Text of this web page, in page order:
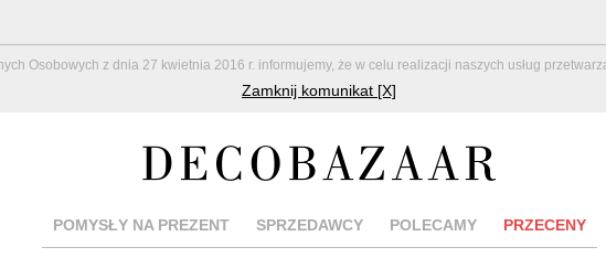
Osobowych z dnia 27 kwietnia 2016 r. informujemy, że w celu realizacji naszych usług
Zamknij komunikat [X]
POMYSŁY NA PREZENT SPRZEDAWCY POLECAMY PRZECENY